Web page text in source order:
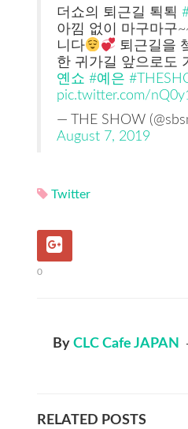
더쇼의 퇴근길 퇵퇵
아낌 없이 마구마구
니다
퇴근길을
한 귀가길 앞으로도
옌쇼 #예은
pic.twitter.com/
— THE SHOW
August 7, 2019
Twitter
0
By CLC Cafe JAPAN
RELATED POSTS